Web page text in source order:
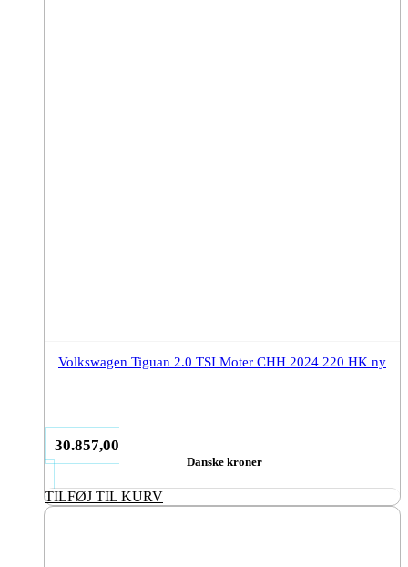
Volkswagen Tiguan 2.0 TSI Moter CHH 2024 220 HK ny
30.857,00
Danske kroner
TILFØJ TIL KURV